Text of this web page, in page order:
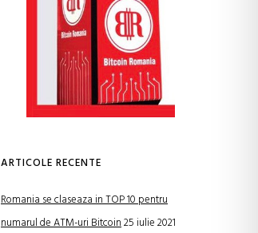
ARTICOLE RECENTE
Romania se claseaza in TOP 10 pentru
numarul de ATM-uri Bitcoin25 iulie 2021